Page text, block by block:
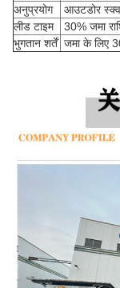
अनुप्रयोग
आउटडोर
लीड टाइम
30% जमा
भुगतान शर्तें जमा के लिए